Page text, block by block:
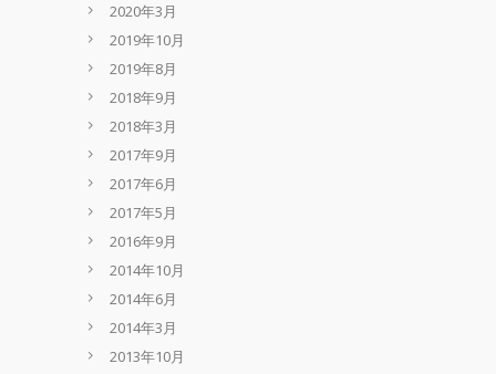
2020年3月
2019年10月
2019年8月
2018年9月
2018年3月
2017年9月
2017年6月
2017年5月
2016年9月
2014年10月
2014年6月
2014年3月
2013年10月